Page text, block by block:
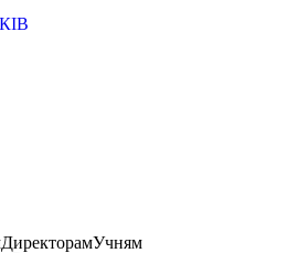
ДиректорамУчням